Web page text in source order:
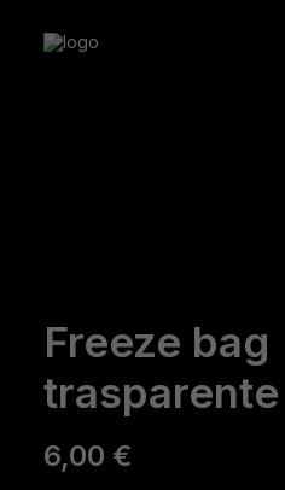
Freeze bag
trasparente
6,00 €